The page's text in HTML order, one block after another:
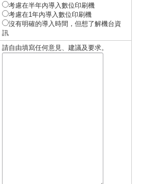
考慮在半年內導入數位印刷機
考慮在1年內導入數位印刷機
沒有明確的導入時間，但想了解機台資
訊
請自由填寫任何意見、建議及要求。